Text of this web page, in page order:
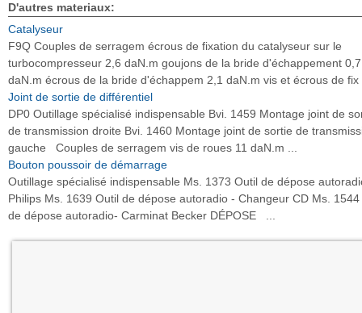
D'autres materiaux:
Catalyseur
F9Q Couples de serragem écrous de fixation du catalyseur sur le
turbocompresseur 2,6 daN.m goujons de la bride d'échappement 0,7
daN.m écrous de la bride d'échappem 2,1 daN.m vis et écrous de fix
Joint de sortie de différentiel
DP0 Outillage spécialisé indispensable Bvi. 1459 Montage joint de
de transmission droite Bvi. 1460 Montage joint de sortie de
gauche Couples de serragem vis de roues 11 daN.m ...
Bouton poussoir de démarrage
Outillage spécialisé indispensable Ms. 1373 Outil de dépose
Philips Ms. 1639 Outil de dépose autoradio - Changeur CD Ms. 1544
de dépose autoradio- Carminat Becker DÉPOSE ...